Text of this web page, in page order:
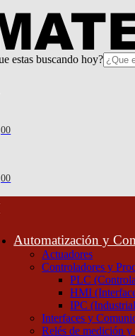
estas buscando hoy?
Automatización y
Actuadores
Controladores y
PLC
HMI
IPC
Interfaces y
Relés de medición y
hoy?